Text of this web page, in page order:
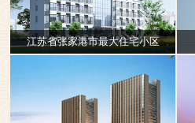
江苏省张家港市最大住宅小区